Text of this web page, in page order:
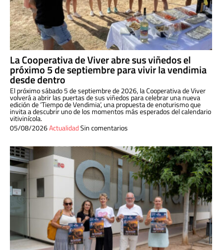
La Cooperativa de Viver abre sus viñedos el
próximo 5 de septiembre para vivir la vendimia
desde dentro
El próximo sábado 5 de septiembre de 2026, la Cooperativa de Viver
volverá a abrir las puertas de sus viñedos para celebrar una nueva
edición de ‘Tiempo de Vendimia’, una propuesta de enoturismo que
invita a descubrir uno de los momentos más esperados del calendario
vitivinícola.
05/08/2026ActualidadSin comentarios